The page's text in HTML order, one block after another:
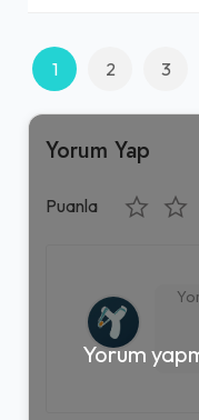
1 2 3
Yorum Yap
Puanla
Yorum